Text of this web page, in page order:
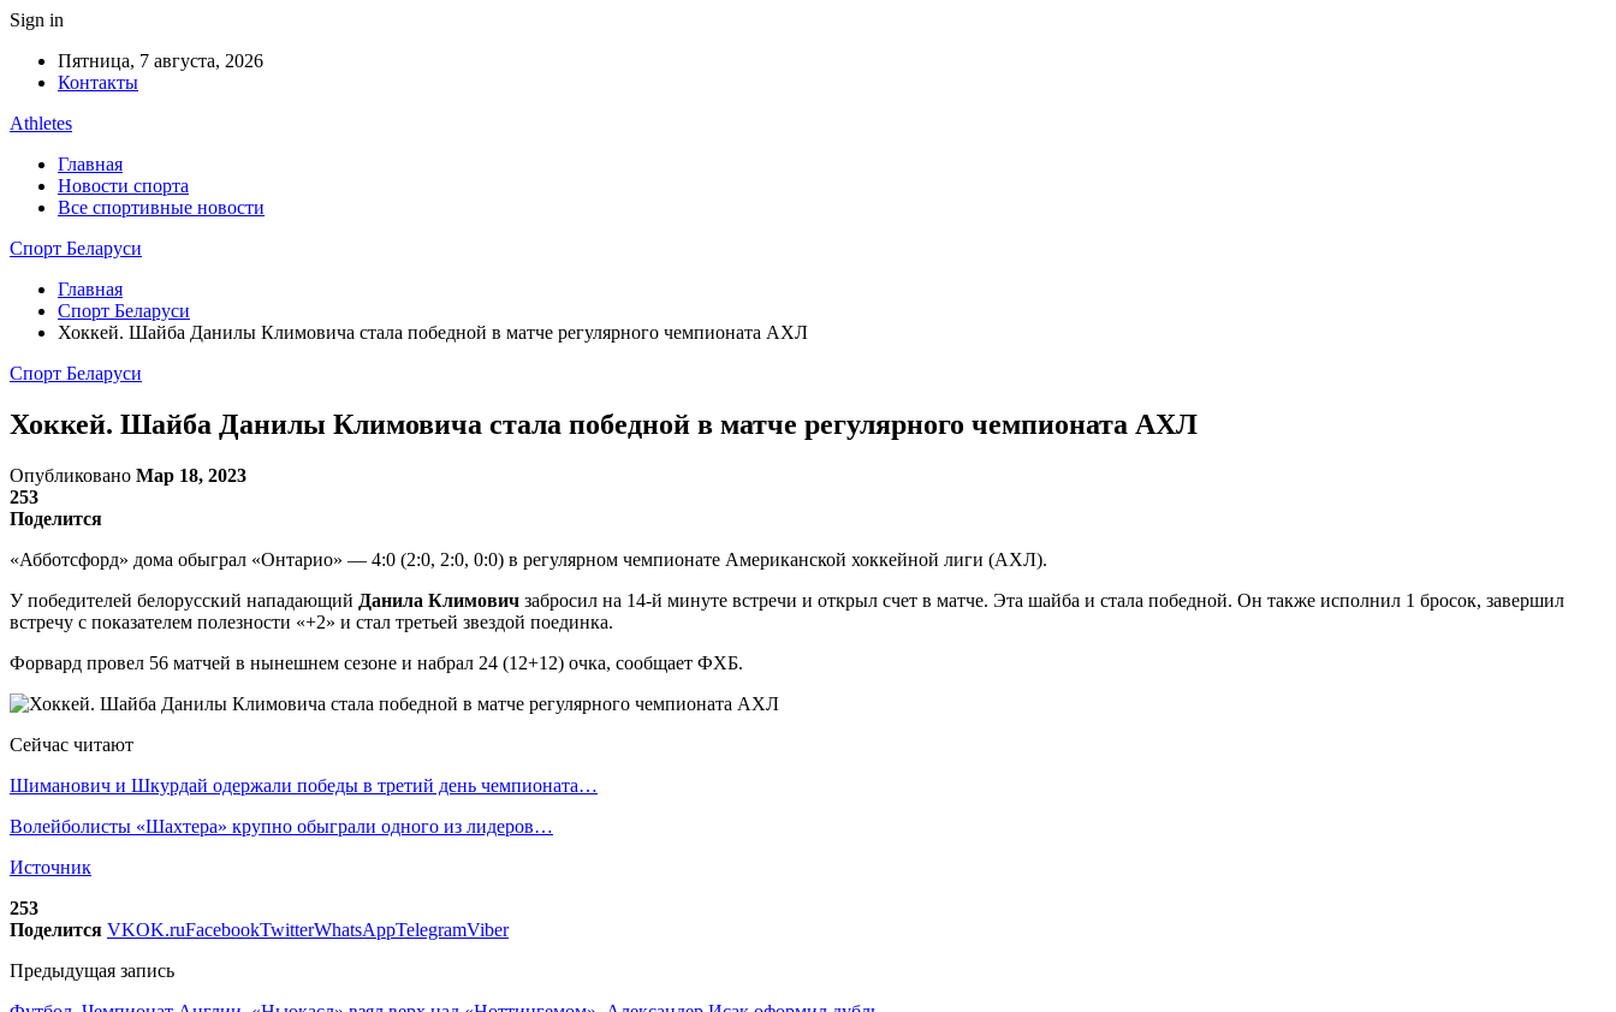
Sign in
Пятница, 7 августа, 2026
Контакты
Athletes
Главная
Новости спорта
Все спортивные новости
Спорт Беларуси
Главная
Спорт Беларуси
Хоккей. Шайба Данилы Климовича стала победной в матче регулярного чемпионата АХЛ
Спорт Беларуси
Хоккей. Шайба Данилы Климовича стала победной в матче регулярного чемпионата АХЛ
Опубликовано Мар 18, 2023
253
Поделится
«Абботсфорд» дома обыграл «Онтарио» — 4:0 (2:0, 2:0, 0:0) в регулярном чемпионате Американской хоккейной лиги (АХЛ).
У победителей белорусский нападающий Данила Климович забросил на 14-й минуте встречи и открыл счет в матче. Эта шайба и стала победной. Он также исполнил 1 бросок, завершил
встречу с показателем полезности «+2» и стал третьей звездой поединка.
Форвард провел 56 матчей в нынешнем сезоне и набрал 24 (12+12) очка, сообщает ФХБ.
Сейчас читают
Шиманович и Шкурдай одержали победы в третий день чемпионата…
Волейболисты «Шахтера» крупно обыграли одного из лидеров…
Источник
253
Поделится VKOK.ruFacebookTwitterWhatsAppTelegramViber
Предыдущая запись